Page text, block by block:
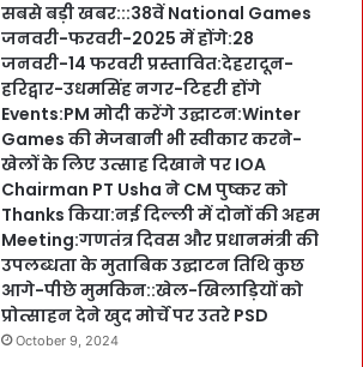
सबसे बड़ी खबर:::38वें National Games
जनवरी-फरवरी-2025 में होंगे:28
जनवरी-14 फरवरी प्रस्तावित:देहरादून-
हरिद्वार-उधमसिंह नगर-टिहरी होंगे
Events:PM मोदी करेंगे उद्घाटन:Winter
Games की मेजबानी भी स्वीकार करने-
खेलों के लिए उत्साह दिखाने पर IOA
Chairman PT Usha ने CM पुष्कर को
Thanks किया:नई दिल्ली में दोनों की अहम
Meeting:गणतंत्र दिवस और प्रधानमंत्री की
उपलब्धता के मुताबिक उद्घाटन तिथि कुछ
आगे-पीछे मुमकिन::खेल-खिलाड़ियों को
प्रोत्साहन देने खुद मोर्चे पर उतरे PSD
October 9, 2024